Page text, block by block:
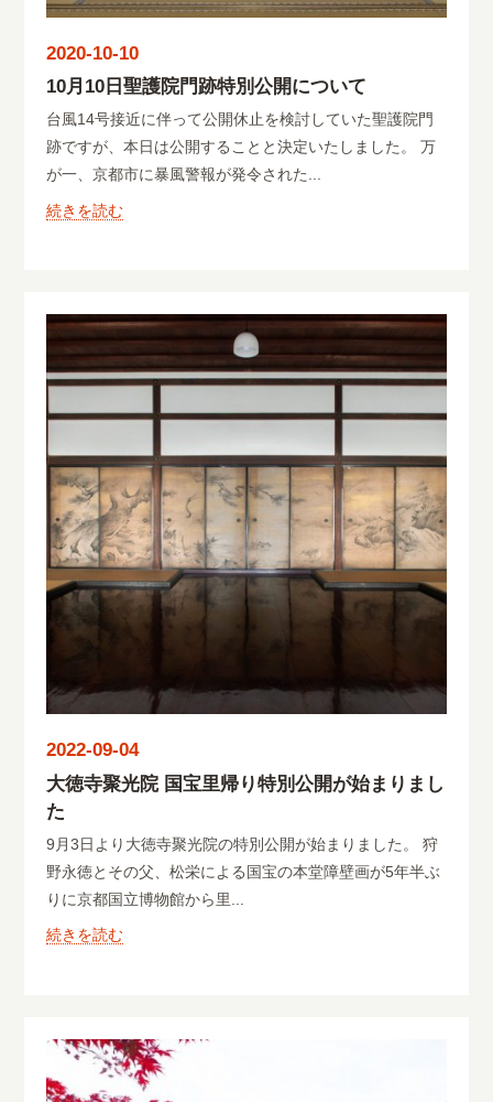
2020-10-10
10月10日聖護院門跡特別公開について
台風14号接近に伴って公開休止を検討していた聖護院門
跡ですが、本日は公開することと決定いたしました。 万
が一、京都市に暴風警報が発令された...
続きを読む
2022-09-04
大徳寺聚光院 国宝里帰り特別公開が始まりまし
た
9月3日より大徳寺聚光院の特別公開が始まりました。 狩
野永徳とその父、松栄による国宝の本堂障壁画が5年半ぶ
りに京都国立博物館から里...
続きを読む